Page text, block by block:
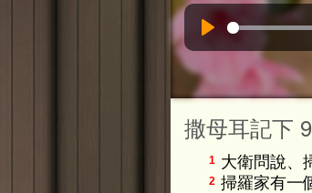
撒母耳記下
1 大衛問說、
2 掃羅家有一